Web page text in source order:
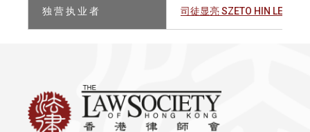
独 营 执 业 者 司徒显亮 SZETO HIN LEUNG,